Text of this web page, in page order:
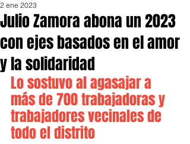
Julio Zamora abona un 2023
con ejes basados en el amor
y la solidaridad
2 ene 2023
Lo sostuvo al agasajar a
más de 700 trabajadoras y
trabajadores vecinales de
todo el distrito